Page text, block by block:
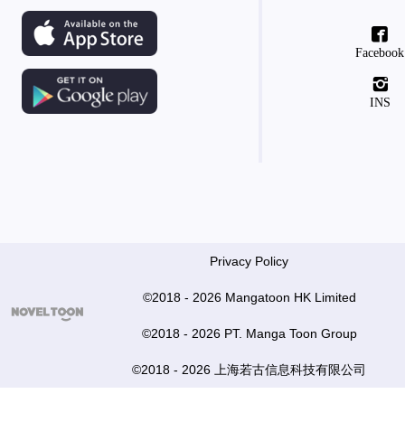

Facebook

INS

Privacy Policy
©2018 - 2026 Mangatoon HK Limited
©2018 - 2026 PT. Manga Toon Group
©2018 - 2026 上海若古信息科技有限公司